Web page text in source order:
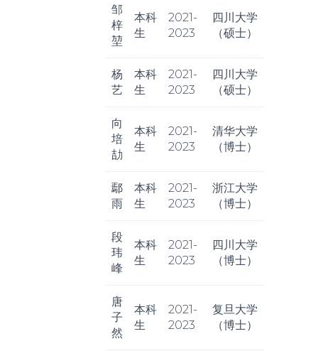
邹
梓
堃
本科
生
2021-
2023
四川大学
（硕士）
杨
艺
本科
生
2021-
2023
四川大学
（硕士）
向
培
劼
本科
生
2021-
2023
清华大学
（博士）
鄢
雨
本科
生
2021-
2023
浙江大学
（博士）
段
玮
峰
本科
生
2021-
2023
四川大学
（博士）
唐
子
然
本科
生
2021-
2023
复旦大学
（博士）